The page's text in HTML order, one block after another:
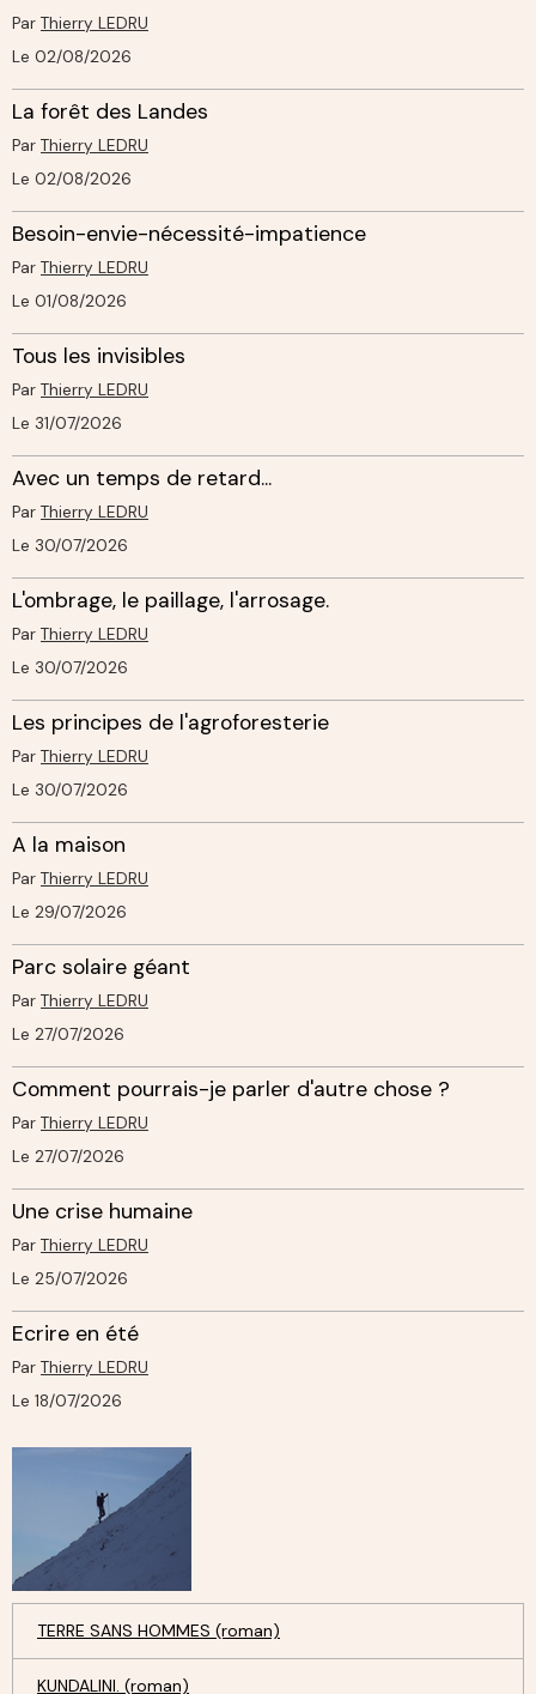
Par Thierry LEDRU
Le 02/08/2026
La forêt des Landes
Par Thierry LEDRU
Le 02/08/2026
Besoin-envie-nécessité-impatience
Par Thierry LEDRU
Le 01/08/2026
Tous les invisibles
Par Thierry LEDRU
Le 31/07/2026
Avec un temps de retard...
Par Thierry LEDRU
Le 30/07/2026
L'ombrage, le paillage, l'arrosage.
Par Thierry LEDRU
Le 30/07/2026
Les principes de l'agroforesterie
Par Thierry LEDRU
Le 30/07/2026
A la maison
Par Thierry LEDRU
Le 29/07/2026
Parc solaire géant
Par Thierry LEDRU
Le 27/07/2026
Comment pourrais-je parler d'autre chose ?
Par Thierry LEDRU
Le 27/07/2026
Une crise humaine
Par Thierry LEDRU
Le 25/07/2026
Ecrire en été
Par Thierry LEDRU
Le 18/07/2026
TERRE SANS HOMMES (roman)
KUNDALINI. (roman)